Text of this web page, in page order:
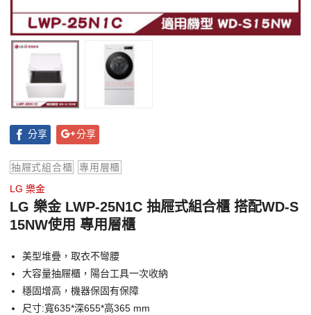
分享 分享
抽屜式組合櫃
專用層櫃
LG 樂金
LG 樂金 LWP-25N1C 抽屜式組合櫃 搭配WD-S
15NW使用 專用層櫃
美型堆疊，取衣不彎腰
大容量抽屜櫃，陽台工具一次收納
穩固增高，機器保固有保障
尺寸:寬635*深655*高365 mm